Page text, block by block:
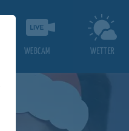
WEBCAM WETTER